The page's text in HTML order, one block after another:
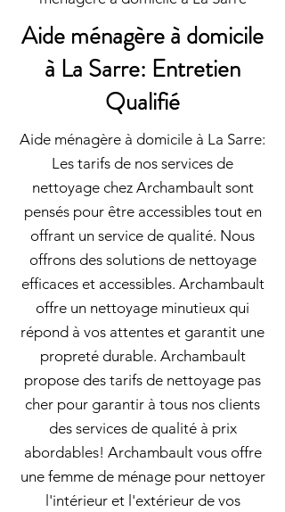
Aide ménagère à domicile
à La Sarre: Entretien
Qualifié
Aide ménagère à domicile à La Sarre:
Les tarifs de nos services de
nettoyage chez Archambault sont
pensés pour être accessibles tout en
offrant un service de qualité. Nous
offrons des solutions de nettoyage
efficaces et accessibles. Archambault
offre un nettoyage minutieux qui
répond à vos attentes et garantit une
propreté durable. Archambault
propose des tarifs de nettoyage pas
cher pour garantir à tous nos clients
des services de qualité à prix
abordables! Archambault vous offre
une femme de ménage pour nettoyer
l'intérieur et l'extérieur de vos